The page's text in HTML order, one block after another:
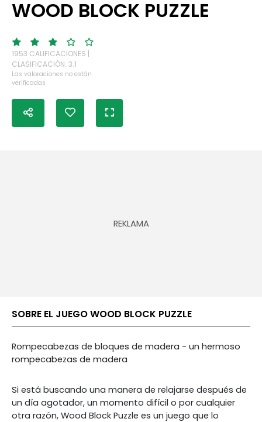
WOOD BLOCK PUZZLE
1953 CALIFICACIONES |
CLASIFICACIÓN: 3.1
Las valoraciones no están
verificadas
SOBRE EL JUEGO WOOD BLOCK PUZZLE
Rompecabezas de bloques de madera - un hermoso
rompecabezas de madera
Si está buscando una manera de relajarse después de
un día agotador, un momento difícil o por cualquier
otra razón, Wood Block Puzzle es un juego que lo